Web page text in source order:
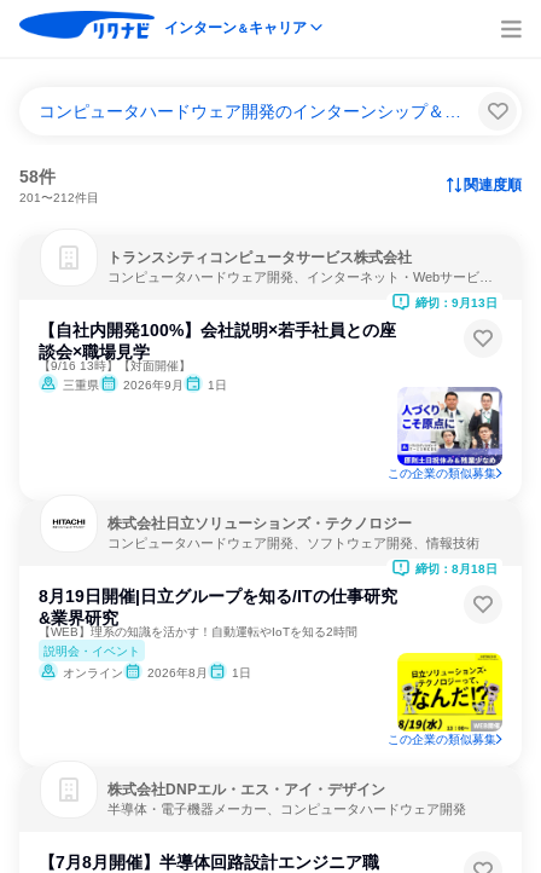
インターン＆キャリア
58件
201〜212件目
関連度順
トランスシティコンピュータサービス株式会社
コンピュータハードウェア開発、インターネット・Webサービ
【自社内開発100%】会社説明×若手社員との座
談会×職場見学
【9/16 13時】【対面開催】
三重県
2026年9月 1日
締切：9月13日
この企業の類似募集
株式会社日立ソリューションズ・テクノロジー
コンピュータハードウェア開発、ソフトウェア開発、情報技術
8月19日開催|日立グループを知る/ITの仕事研究
&業界研究
【WEB】理系の知識を活かす！自動運転やIoTを知る2時間
説明会・イベント
オンライン
2026年8月 1日
締切：8月18日
この企業の類似募集
株式会社DNPエル・エス・アイ・デザイン
半導体・電子機器メーカー、コンピュータハードウェア開発
【7月8月開催】半導体回路設計エンジニア職